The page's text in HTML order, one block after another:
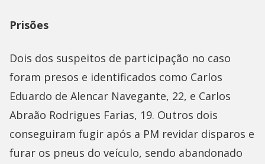
Prisões
Dois dos suspeitos de participação no caso
foram presos e identificados como Carlos
Eduardo de Alencar Navegante, 22, e Carlos
Abraão Rodrigues Farias, 19. Outros dois
conseguiram fugir após a PM revidar disparos e
furar os pneus do veículo, sendo abandonado